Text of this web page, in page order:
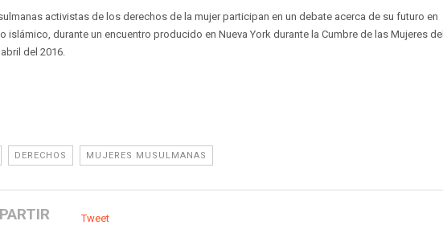
activistas de los derechos de la mujer participan en un debate acerca de su futuro en
islámico, durante un encuentro producido en Nueva York durante la Cumbre de las Mujeres del
del 2016.
DERECHOS MUJERES MUSULMANAS
Tweet